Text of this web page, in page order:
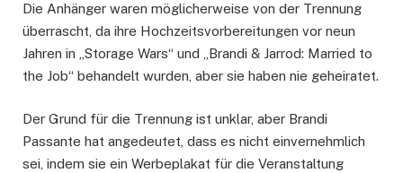
Die Anhänger waren möglicherweise von der Trennung
überrascht, da ihre Hochzeitsvorbereitungen vor neun
Jahren in „Storage Wars“ und „Brandi & Jarrod: Married to
the Job“ behandelt wurden, aber sie haben nie geheiratet.
Der Grund für die Trennung ist unklar, aber Brandi
Passante hat angedeutet, dass es nicht einvernehmlich
sei, indem sie ein Werbeplakat für die Veranstaltung